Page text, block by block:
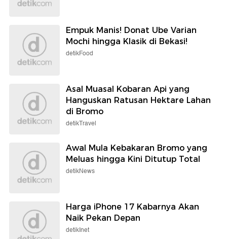
Empuk Manis! Donat Ube Varian
Mochi hingga Klasik di Bekasi!
detikFood
Asal Muasal Kobaran Api yang
Hanguskan Ratusan Hektare Lahan
di Bromo
detikTravel
Awal Mula Kebakaran Bromo yang
Meluas hingga Kini Ditutup Total
detikNews
Harga iPhone 17 Kabarnya Akan
Naik Pekan Depan
detikInet